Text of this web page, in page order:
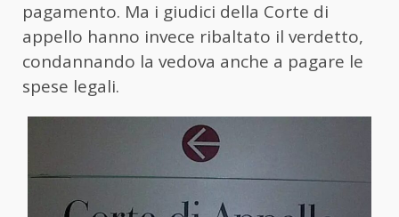
pagamento. Ma i giudici della Corte di
appello hanno invece ribaltato il verdetto,
condannando la vedova anche a pagare le
spese legali.